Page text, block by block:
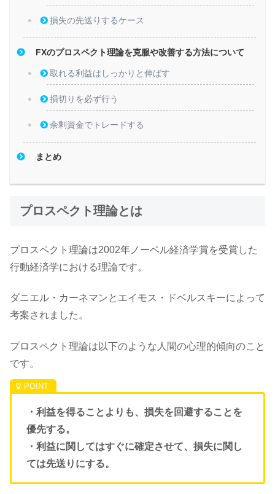
損失の先送りするケース
FXのプロスペクト理論を克服や改善する方法について
取れる利益はしっかりと伸ばす
損切りを必ず行う
余剰資金でトレードする
まとめ
プロスペクト理論とは
プロスペクト理論は2002年ノーベル経済学賞を受賞した
行動経済学における理論です。
ダニエル・カーネマンとエイモス・ドベルスキーによって
考案されました。
プロスペクト理論は以下のような人間の心理的傾向のこと
です。
・利益を得ることよりも、損失を回避することを
優先する。
・利益に関してはすぐに確定させて、損失に関し
ては先送りにする。